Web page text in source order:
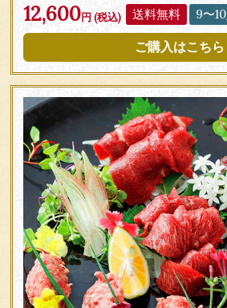
12,600円 (税込) 送料無料 9〜10
ご購入はこちら